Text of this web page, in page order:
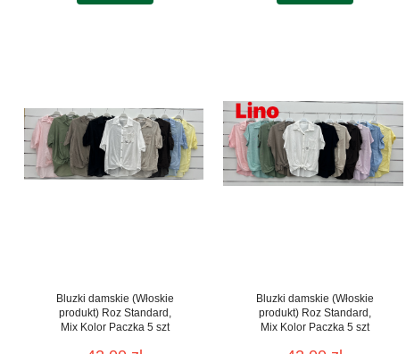
Bluzki damskie (Włoskie
produkt) Roz Standard,
Mix Kolor Paczka 5 szt
Bluzki damskie (Włoskie
produkt) Roz Standard,
Mix Kolor Paczka 5 szt